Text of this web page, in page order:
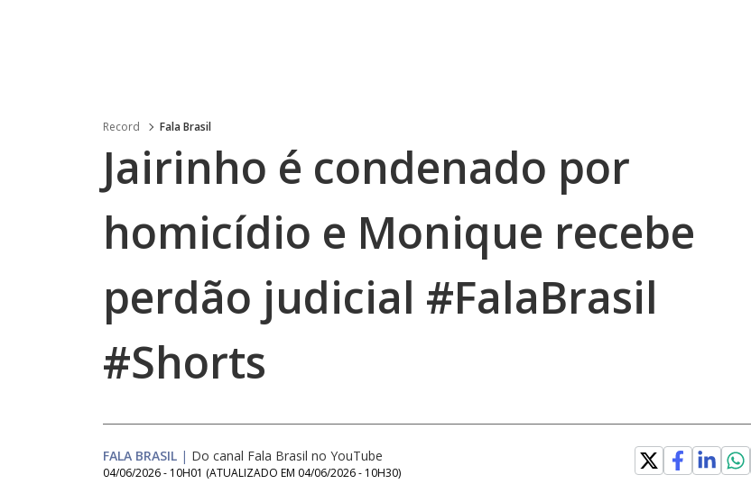
Record Fala Brasil
Jairinho é condenado por
homicídio e Monique recebe
perdão judicial #FalaBrasil
#Shorts
FALA BRASIL | Do canal Fala Brasil no YouTube
04/06/2026 - 10H01 (ATUALIZADO EM 04/06/2026 - 10H30)